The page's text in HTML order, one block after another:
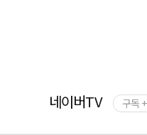
네이버TV 구독 +